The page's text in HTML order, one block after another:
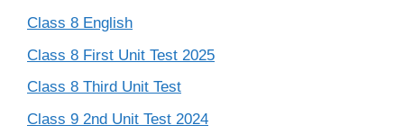
Class 8 English
Class 8 First Unit Test 2025
Class 8 Third Unit Test
Class 9 2nd Unit Test 2024